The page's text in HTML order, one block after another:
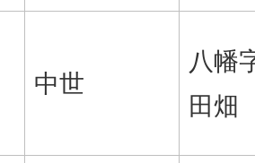
中世
八幡
田畑